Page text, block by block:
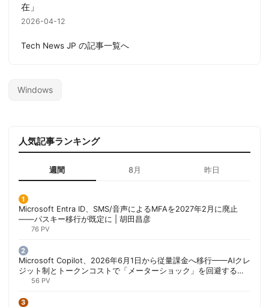
在」
2026-04-12
Tech News JP の記事一覧へ
Windows
人気記事ランキング
週間 8月 昨日
Microsoft Entra ID、SMS/音声によるMFAを2027年2月に廃止
——パスキー移行が既定に | 胡田昌彦
76 PV
Microsoft Copilot、2026年6月1日から従量課金へ移行——AIクレ
ジット制とトークンコストで「メーターショック」を回避する方
法 | 胡田昌彦
56 PV